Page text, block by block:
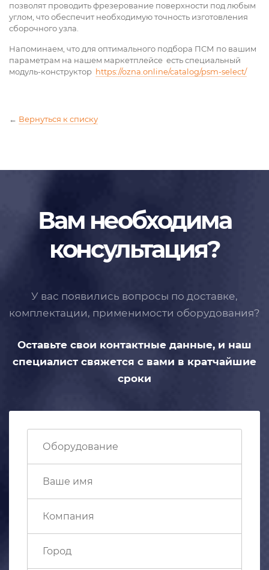
позволят проводить фрезерование поверхности под любым
углом, что обеспечит необходимую точность изготовления
сборочного узла.
Напоминаем, что для оптимального подбора ПСМ по вашим
параметрам на нашем маркетплейсе есть специальный
модуль-конструктор https://ozna.online/catalog/psm-select/
← Вернуться к списку
Вам необходима
консультация?
У вас появились вопросы по доставке,
комплектации, применимости оборудования?
Оставьте свои контактные данные, и наш
специалист свяжется с вами в кратчайшие
сроки